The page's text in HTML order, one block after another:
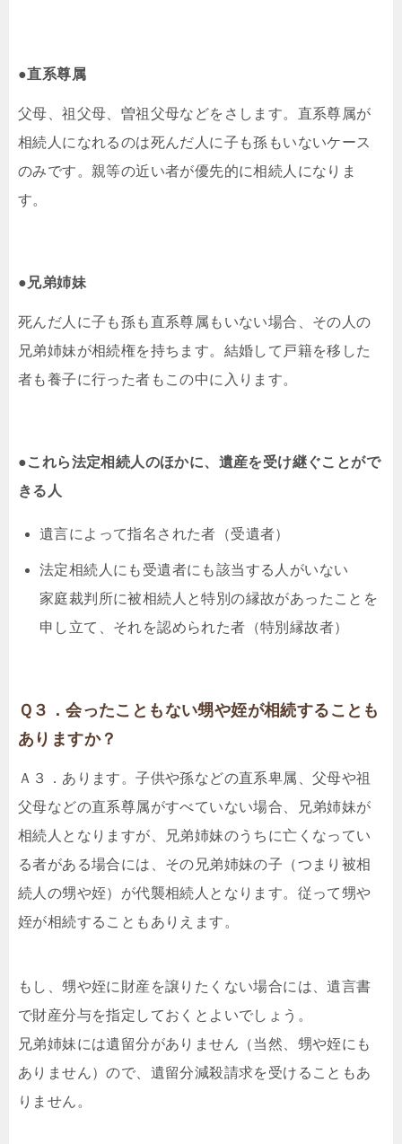
●直系尊属
父母、祖父母、曽祖父母などをさします。直系尊属が
相続人になれるのは死んだ人に子も孫もいないケース
のみです。親等の近い者が優先的に相続人になりま
す。
●兄弟姉妹
死んだ人に子も孫も直系尊属もいない場合、その人の
兄弟姉妹が相続権を持ちます。結婚して戸籍を移した
者も養子に行った者もこの中に入ります。
●これら法定相続人のほかに、遺産を受け継ぐことがで
きる人
遺言によって指名された者（受遺者）
法定相続人にも受遺者にも該当する人がいない
家庭裁判所に被相続人と特別の縁故があったことを
申し立て、それを認められた者（特別縁故者）
Ｑ３．会ったこともない甥や姪が相続することも
ありますか？
Ａ３．あります。子供や孫などの直系卑属、父母や祖
父母などの直系尊属がすべていない場合、兄弟姉妹が
相続人となりますが、兄弟姉妹のうちに亡くなってい
る者がある場合には、その兄弟姉妹の子（つまり被相
続人の甥や姪）が代襲相続人となります。従って甥や
姪が相続することもありえます。
もし、甥や姪に財産を譲りたくない場合には、遺言書
で財産分与を指定しておくとよいでしょう。
兄弟姉妹には遺留分がありません（当然、甥や姪にも
ありません）ので、遺留分減殺請求を受けることもあ
りません。